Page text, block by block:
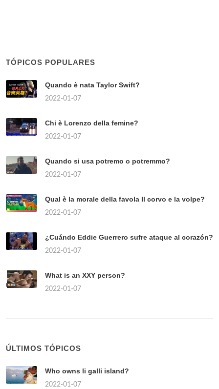
TÓPICOS POPULARES
Quando è nata Taylor Swift?
2022-01-07
Chi è Lorenzo della femine?
2022-01-07
Quando si usa potremo o potremmo?
2022-01-07
Qual è la morale della favola Il corvo e la volpe?
2022-01-07
¿Cuándo Eddie Guerrero sufre ataque al corazón?
2022-01-07
What is an XXY person?
2022-01-07
ÚLTIMOS TÓPICOS
Who owns li galli island?
2022-01-07